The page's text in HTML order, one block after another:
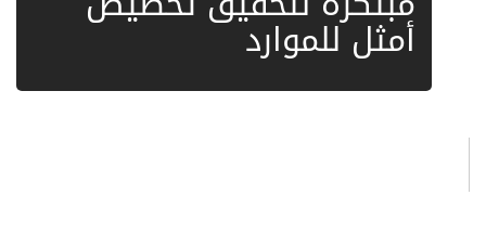
أمثل للموارد